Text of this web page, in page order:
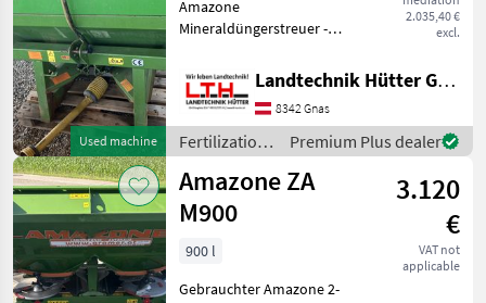
Used machine
2.035,40 €
excl.
Amazone
Mineraldüngerstreuer -
Wurfscheiben -
hydraulische Betätigung
(links und recht separat) -
inkl. Gelenkwelle Spreader-
type: Two-disk
Landtechnik Hütter GmbH & Co KG
8342 Gnas
Fertilization
and
irrigation
equipment /
Amazone
Premium Plus dealer
Amazone ZA
M900
3.120
€
VAT not
applicable
900 l
Gebrauchter Amazone 2-